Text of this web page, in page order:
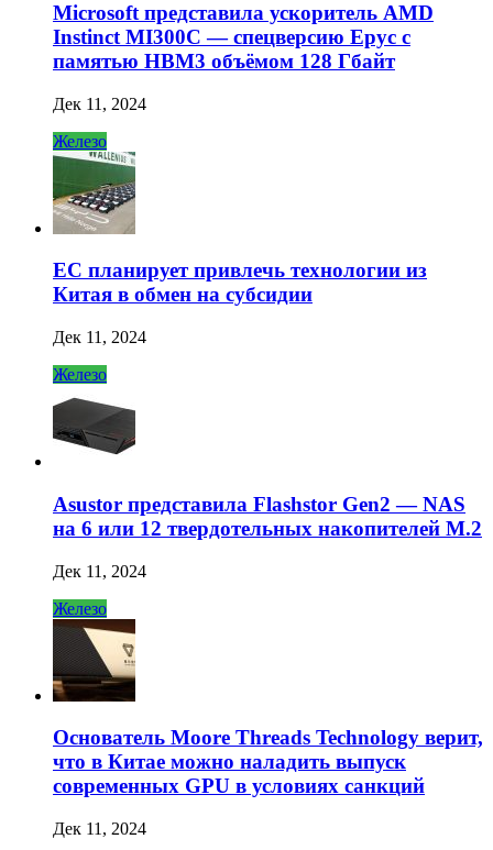
Microsoft представила ускоритель AMD
Instinct MI300C — спецверсию Epyc с
памятью HBM3 объёмом 128 Гбайт
Дек 11, 2024
Железо
ЕС планирует привлечь технологии из
Китая в обмен на субсидии
Дек 11, 2024
Железо
Asustor представила Flashstor Gen2 — NAS
на 6 или 12 твердотельных накопителей M.2
Дек 11, 2024
Железо
Основатель Moore Threads Technology верит,
что в Китае можно наладить выпуск
современных GPU в условиях санкций
Дек 11, 2024